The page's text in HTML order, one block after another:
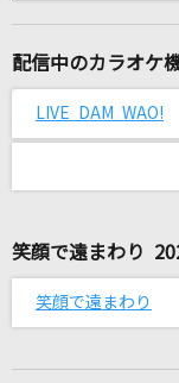
[生音]ラブ・ス
[生音]ごめん
高橋真梨子
ゆず
配信中のカラオケ
LIVE DAM WAO!
笑顔で遠まわり
笑顔で遠まわり